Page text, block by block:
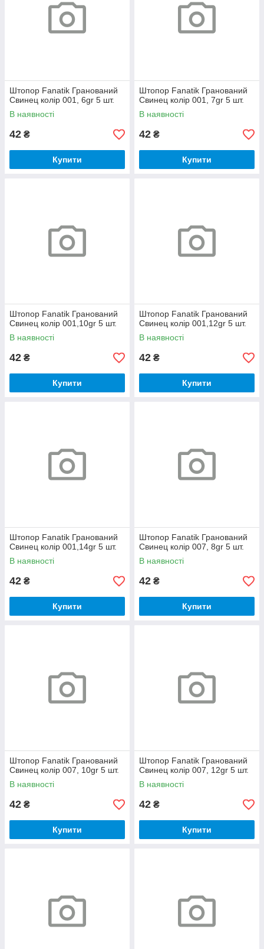
Штопор Fanatik Гранований
Свинец колір 001, 6gr 5 шт.
В наявності
42 ₴
Купити
Штопор Fanatik Гранований
Свинец колір 001, 7gr 5 шт.
В наявності
42 ₴
Купити
Штопор Fanatik Гранований
Свинец колір 001,10gr 5 шт.
В наявності
42 ₴
Купити
Штопор Fanatik Гранований
Свинец колір 001,12gr 5 шт.
В наявності
42 ₴
Купити
Штопор Fanatik Гранований
Свинец колір 001,14gr 5 шт.
В наявності
42 ₴
Купити
Штопор Fanatik Гранований
Свинец колір 007, 8gr 5 шт.
В наявності
42 ₴
Купити
Штопор Fanatik Гранований
Свинец колір 007, 10gr 5 шт.
В наявності
42 ₴
Купити
Штопор Fanatik Гранований
Свинец колір 007, 12gr 5 шт.
В наявності
42 ₴
Купити